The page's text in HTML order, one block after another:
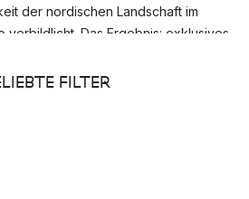
der nordischen Landschaft im
verbildlicht. Das Ergebnis: exklusives
FILTER